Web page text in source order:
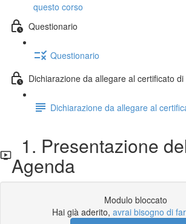
questo corso
Questionario
Questionario
Dichiarazione da allegare al certificato
Dichiarazione da allegare al
1. Presentazione
Agenda
Modulo bloccato
Hai già aderito, avrai bisogno di